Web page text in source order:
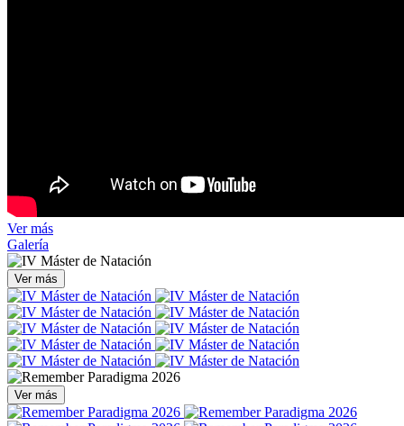
Ver más
Galería
Ver más
Ver más